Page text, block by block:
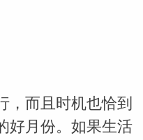
，而且时机也恰到
好月份。如果生活